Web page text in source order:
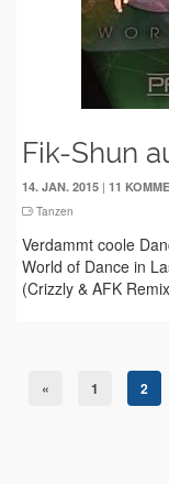
Fik-Shun
14. JAN. 2015 | 11
Tanzen
Verdammt coole
World of Dance in
(Crizzly & AFK
« 1 2